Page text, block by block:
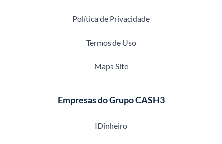
Política de Privacidade
Termos de Uso
Mapa Site
Empresas do Grupo CASH3
IDinheiro